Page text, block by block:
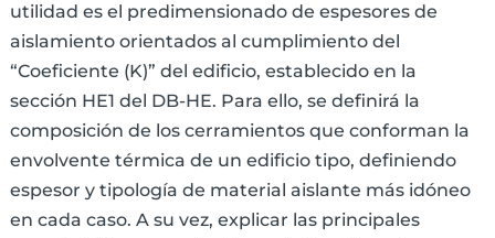
utilidad es el predimensionado de espesores de
aislamiento orientados al cumplimiento del
“Coeficiente (K)” del edificio, establecido en la
sección HE1 del DB-HE. Para ello, se definirá la
composición de los cerramientos que conforman la
envolvente térmica de un edificio tipo, definiendo
espesor y tipología de material aislante más idóneo
en cada caso. A su vez, explicar las principales